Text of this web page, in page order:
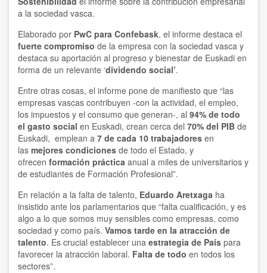
a la sociedad vasca.
Elaborado por PwC para Confebask, el informe destaca el
fuerte compromiso de la empresa con la sociedad vasca y
destaca su aportación al progreso y bienestar de Euskadi en
forma de un relevante ‘dividendo social’.
Entre otras cosas, el informe pone de manifiesto que “las
empresas vascas contribuyen -con la actividad, el empleo,
los impuestos y el consumo que generan-, al 94% de todo
el gasto social en Euskadi, crean cerca del 70% del PIB de
Euskadi, emplean a 7 de cada 10 trabajadores en
las mejores condiciones de todo el Estado, y
ofrecen formación práctica anual a miles de universitarios y
de estudiantes de Formación Profesional”.
En relación a la falta de talento, Eduardo Aretxaga ha
insistido ante los parlamentarios que “falta cualificación, y es
algo a lo que somos muy sensibles como empresas, como
sociedad y como país. Vamos tarde en la atracción de
talento. Es crucial establecer una estrategia de País para
favorecer la atracción laboral. Falta de todo en todos los
sectores”.